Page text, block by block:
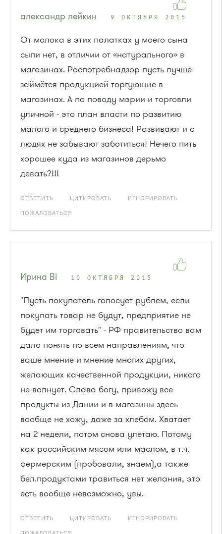
александр лейкин 9 ОКТЯБРЯ 2015
От молока в этих палатках у моего сына
сыпи нет, в отличии от «натурального» в
магазинах. Роспотребнадзор пусть лучше
займётся продукцией торгующие в
магазинах. А по поводу мэрии и торговли
уличной - это план власти по развитию
малого и среднего бизнеса! Развивают и о
людях не забывают заботиться! Нечего пить
хорошее куда из магазинов дерьмо
девать?!!!
ОТВЕТИТЬ ЦИТИРОВАТЬ ИГНОРИРОВАТЬ
ПОЖАЛОВАТЬСЯ
Ирина Bi 10 ОКТЯБРЯ 2015
"Пусть покупатель голосует рублем, если
покупать товар не будут, предприятие не
будет им торговать" - РФ правительство вам
дало понять по всем направлениям, что
ваше мнение и мнение многих других,
желающих качественной продукции, никого
не волнует. Слава богу, привожу все
продукты из Дании и в магазины здесь
вообще не хожу, даже за хлебом. Хватает
на 2 недели, потом снова улетаю. Потому
как российским мясом или маслом, в т.ч.
фермерским (пробовали, знаем),а также
бел.продуктами травиться нет желания, это
есть вообще невозможно, увы.
ОТВЕТИТЬ ЦИТИРОВАТЬ ИГНОРИРОВАТЬ